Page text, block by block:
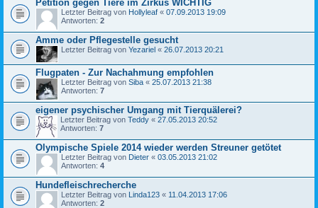
Petition gegen Tiere im Zirkus WICHTIG
Letzter Beitrag von Hollyleaf « 07.09.2013 19:09
Antworten: 2
Amme oder Pflegestelle gesucht
Letzter Beitrag von Yezariel « 26.07.2013 20:21
Flugpaten - Zur Nachahmung empfohlen
Letzter Beitrag von Siba « 25.07.2013 21:38
Antworten: 7
eigener psychischer Umgang mit Tierquälerei?
Letzter Beitrag von Teddy « 27.05.2013 20:52
Antworten: 7
Olympische Spiele 2014 wieder werden Streuner getötet
Letzter Beitrag von Dieter « 03.05.2013 21:02
Antworten: 4
Hundefleischrecherche
Letzter Beitrag von Linda123 « 11.04.2013 17:06
Antworten: 2